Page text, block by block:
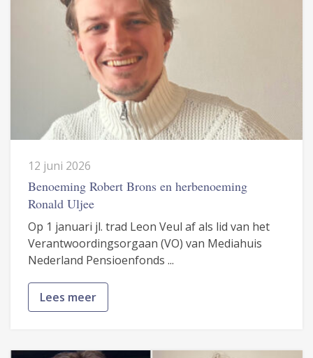
12 juni 2026
Benoeming Robert Brons en herbenoeming
Ronald Uljee
Op 1 januari jl. trad Leon Veul af als lid van het
Verantwoordingsorgaan (VO) van Mediahuis
Nederland Pensioenfonds ...
Lees meer